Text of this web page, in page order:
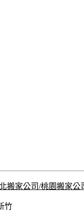
搬家公司/桃園搬家公
竹